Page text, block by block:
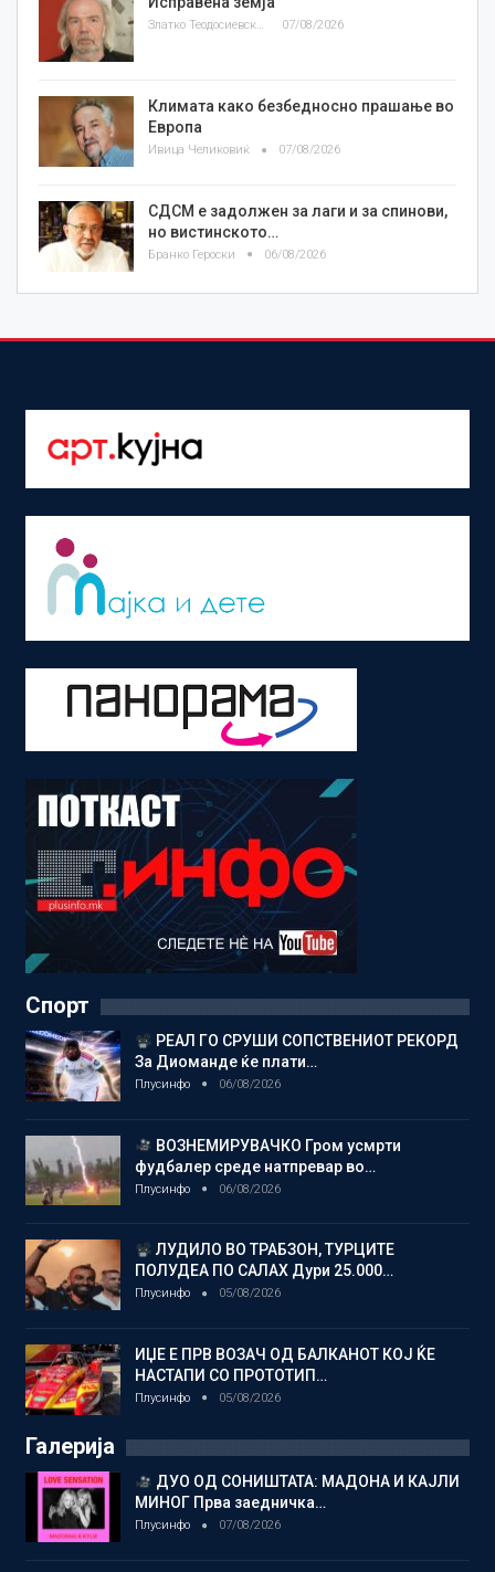
Златко Теодосиевски 07/08/2026
Климата како безбедносно прашање во
Европа
Ивица Челиковиќ 07/08/2026
СДСМ е задолжен за лаги и за спинови,
но вистинското…
Бранко Героски 06/08/2026
Спорт
РЕАЛ ГО СРУШИ СОПСТВЕНИОТ РЕКОРД
За Диоманде ќе плати…
Плусинфо 06/08/2026
ВОЗНЕМИРУВАЧКО Гром усмрти
фудбалер среде натпревар во…
Плусинфо 06/08/2026
ЛУДИЛО ВО ТРАБЗОН, ТУРЦИТЕ
ПОЛУДЕА ПО САЛАХ Дури 25.000…
Плусинфо 05/08/2026
ИЏЕ Е ПРВ ВОЗАЧ ОД БАЛКАНОТ КОЈ ЌЕ
НАСТАПИ СО ПРОТОТИП…
Плусинфо 05/08/2026
Галерија
ДУО ОД СОНИШТАТА: МАДОНА И КАЈЛИ
МИНОГ Прва заедничка…
Плусинфо 07/08/2026